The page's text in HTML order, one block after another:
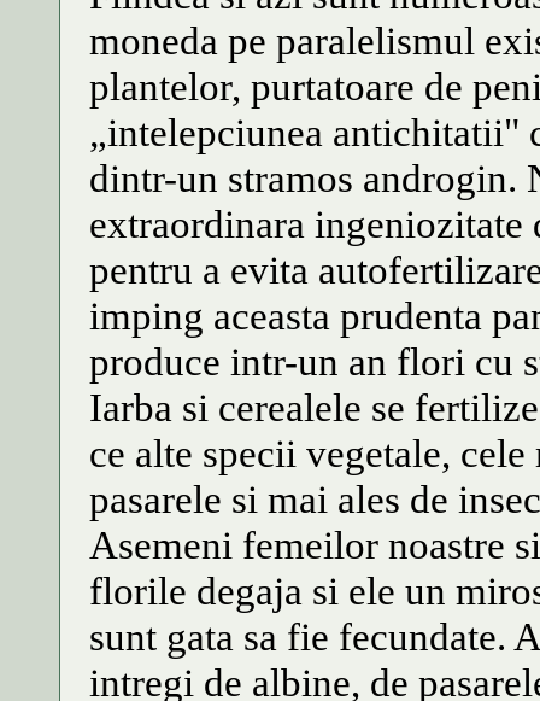
moneda pe paralelismul
plantelor, purtatoare de
„intelepciunea antichitatii"
dintr-un stramos androgin.
extraordinara ingeniozitate
pentru a evita
imping aceasta prudenta
produce intr-un an flori cu
Iarba si cerealele se
ce alte specii vegetale,
pasarele si mai ales de
Asemeni femeilor noastre
florile degaja si ele un
sunt gata sa fie fecundate.
intregi de albine, de